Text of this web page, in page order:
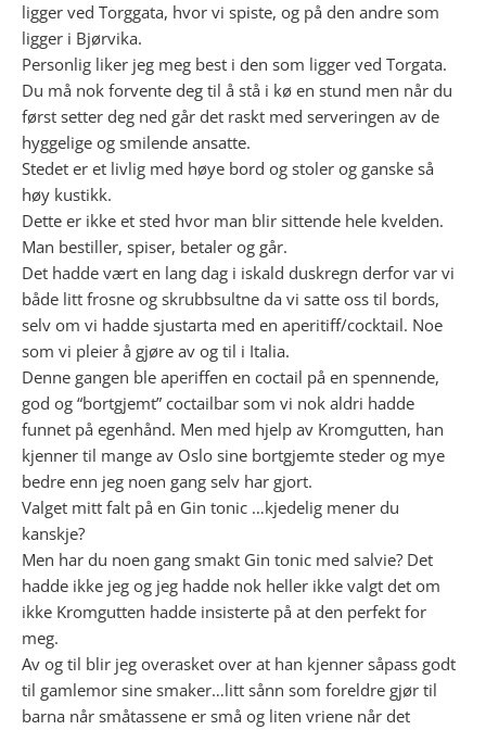
ligger ved Torggata, hvor vi spiste, og på den andre som
ligger i Bjørvika.
Personlig liker jeg meg best i den som ligger ved Torgata.
Du må nok forvente deg til å stå i kø en stund men når du
først setter deg ned går det raskt med serveringen av de
hyggelige og smilende ansatte.
Stedet er et livlig med høye bord og stoler og ganske så
høy kustikk.
Dette er ikke et sted hvor man blir sittende hele kvelden.
Man bestiller, spiser, betaler og går.
Det hadde vært en lang dag i iskald duskregn derfor var vi
både litt frosne og skrubbsultne da vi satte oss til bords,
selv om vi hadde sjustarta med en aperitiff/cocktail. Noe
som vi pleier å gjøre av og til i Italia.
Denne gangen ble aperiffen en coctail på en spennende,
god og “bortgjemt” coctailbar som vi nok aldri hadde
funnet på egenhånd. Men med hjelp av Kromgutten, han
kjenner til mange av Oslo sine bortgjemte steder og mye
bedre enn jeg noen gang selv har gjort.
Valget mitt falt på en Gin tonic …kjedelig mener du
kanskje?
Men har du noen gang smakt Gin tonic med salvie? Det
hadde ikke jeg og jeg hadde nok heller ikke valgt det om
ikke Kromgutten hadde insisterte på at den perfekt for
meg.
Av og til blir jeg overasket over at han kjenner såpass godt
til gamlemor sine smaker…litt sånn som foreldre gjør til
barna når småtassene er små og liten vriene når det